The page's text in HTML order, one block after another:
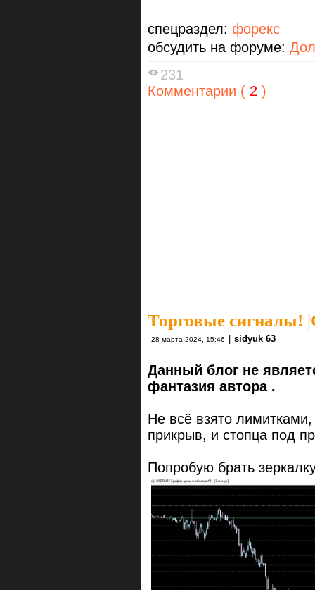
спецраздел: форекс
обсудить на форуме:
231
Комментарии ( 2 )
Торговые сигналы! |
28 марта 2024, 15:46 | sidyuk 63
Данный блог не
фантазия автора .
Не всё взято лимитками,
прикрыв, и стопца под
Попробую брать